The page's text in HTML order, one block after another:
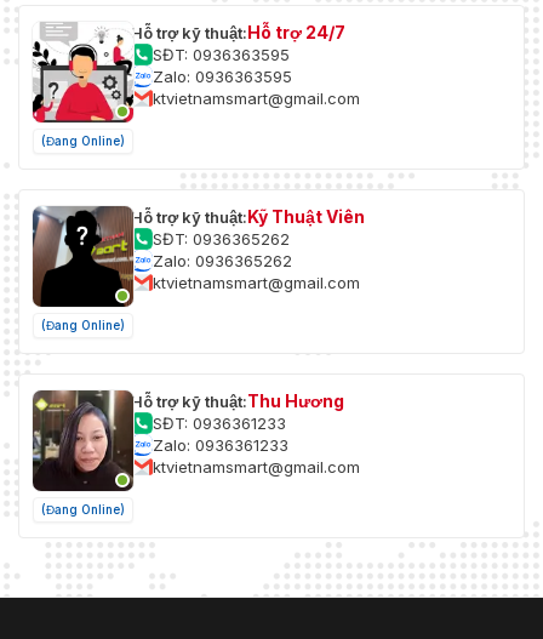
(Đang Online)
Hỗ trợ kỹ thuật:Hỗ trợ 24/7
SĐT: 0936363595
Zalo: 0936363595
ktvietnamsmart@gmail.com
(Đang Online)
Hỗ trợ kỹ thuật:Kỹ Thuật Viên
SĐT: 0936365262
Zalo: 0936365262
ktvietnamsmart@gmail.com
(Đang Online)
Hỗ trợ kỹ thuật:Thu Hương
SĐT: 0936361233
Zalo: 0936361233
ktvietnamsmart@gmail.com